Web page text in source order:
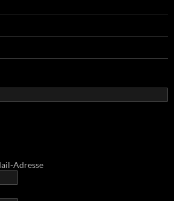
Adresse